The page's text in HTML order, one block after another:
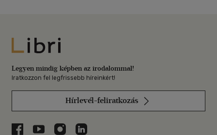
Libri
Legyen mindig képben az irodalommal!
Iratkozzon fel legfrissebb híreinkért!
Hírlevél-feliratkozás
Libri a Facebookon
Libri a Youtube-on
Libri az Instagramon
Libri a LinkedInen